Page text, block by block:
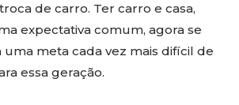
de carro. Ter carro e casa,
expectativa comum, agora se
meta cada vez mais difícil de
essa geração.